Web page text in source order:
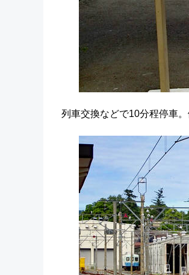
列車交換などで10分程停車